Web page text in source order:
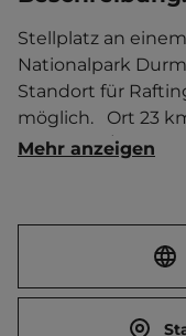
Stellplatz an
Nationalpark
Standort für
möglich.   Ort 23
Touristen-/
Mehr anzeigen